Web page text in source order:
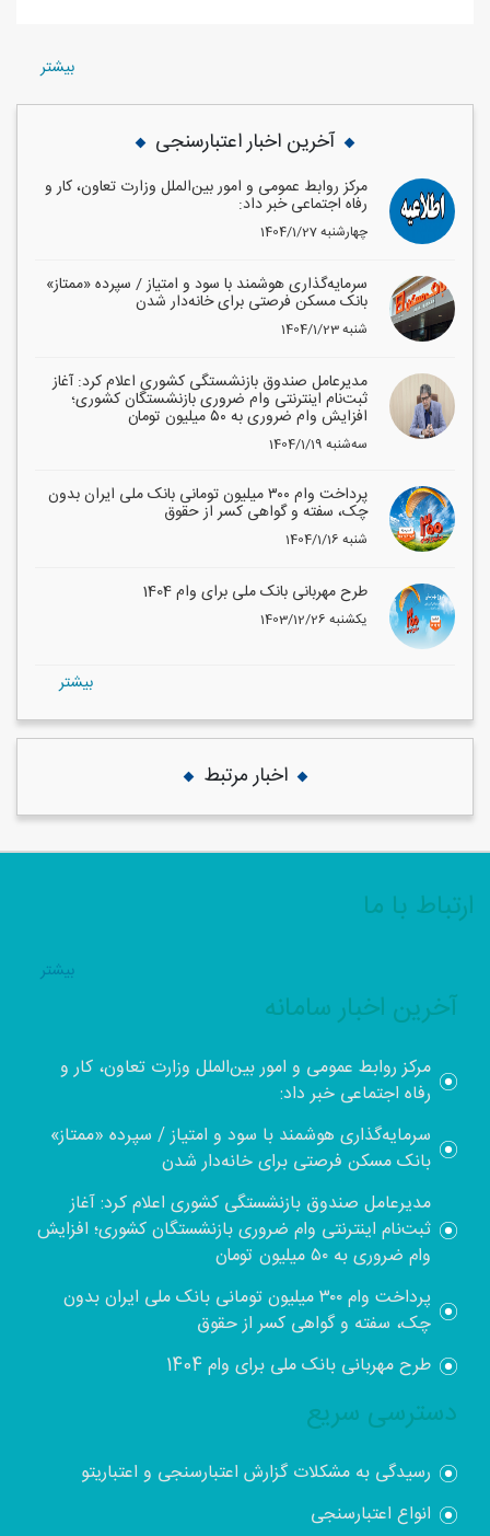
بيشتر
آخرین اخبار اعتبارسنجی
مرکز روابط عمومی و امور بین‌الملل وزارت تعاون، کار و
رفاه اجتماعی خبر داد:
1404/1/27 چهارشنبه
سرمایه‌گذاری هوشمند با سود و امتیاز / سپرده «ممتاز»
بانک مسکن فرصتی برای خانه‌دار شدن
1404/1/23 شنبه
مدیرعامل صندوق بازنشستگی کشوری اعلام کرد: آغاز
ثبت‌نام اینترنتی وام ضروری بازنشستگان کشوری؛
افزایش وام ضروری به ۵۰ میلیون تومان
1404/1/19 سه‌شنبه
پرداخت وام ۳۰۰ میلیون تومانی بانک ملی ایران بدون
چک، سفته و گواهی کسر از حقوق
1404/1/16 شنبه
طرح مهربانی بانک ملی برای وام 1404
1403/12/26 یکشنبه
بيشتر
اخبار مرتبط
ارتباط با ما
بيشتر
آخرین اخبار سامانه
مرکز روابط عمومی و امور بین‌الملل وزارت تعاون، کار و
رفاه اجتماعی خبر داد:
سرمایه‌گذاری هوشمند با سود و امتیاز / سپرده «ممتاز»
بانک مسکن فرصتی برای خانه‌دار شدن
مدیرعامل صندوق بازنشستگی کشوری اعلام کرد: آغاز
ثبت‌نام اینترنتی وام ضروری بازنشستگان کشوری؛ افزایش
وام ضروری به ۵۰ میلیون تومان
پرداخت وام ۳۰۰ میلیون تومانی بانک ملی ایران بدون
چک، سفته و گواهی کسر از حقوق
طرح مهربانی بانک ملی برای وام 1404
دسترسی سریع
رسیدگی به مشکلات گزارش اعتبارسنجی و اعتباریتو
انواع اعتبارسنجی